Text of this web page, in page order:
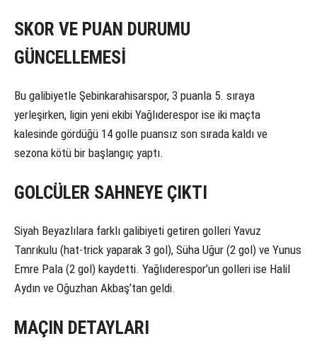
SKOR VE PUAN DURUMU
GÜNCELLEMESİ
Bu galibiyetle Şebinkarahisarspor, 3 puanla 5. sıraya
yerleşirken, ligin yeni ekibi Yağlıderespor ise iki maçta
kalesinde gördüğü 14 golle puansız son sırada kaldı ve
sezona kötü bir başlangıç yaptı.
GOLCÜLER SAHNEYE ÇIKTI
Siyah Beyazlılara farklı galibiyeti getiren golleri Yavuz
Tanrıkulu (hat-trick yaparak 3 gol), Süha Uğur (2 gol) ve Yunus
Emre Pala (2 gol) kaydetti. Yağlıderespor’un golleri ise Halil
Aydın ve Oğuzhan Akbaş’tan geldi.
MAÇIN DETAYLARI